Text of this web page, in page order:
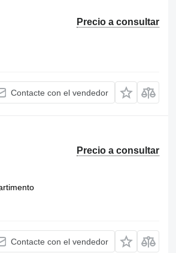
Precio a consultar
Contacte con el vendedor
Precio a consultar
Contacte con el vendedor